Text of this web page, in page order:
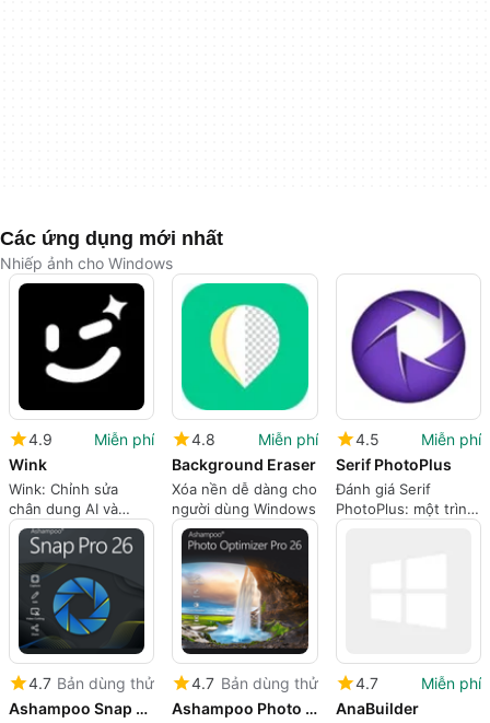
Các ứng dụng mới nhất
Nhiếp ảnh cho Windows
4.9
Miễn phí
Wink
Wink: Chỉnh sửa
chân dung AI và
phục hồi 4K cho các
nhà sáng tạo
4.8
Miễn phí
Background Eraser
Xóa nền dễ dàng cho
người dùng Windows
4.5
Miễn phí
Serif PhotoPlus
Đánh giá Serif
PhotoPlus: một trình
chỉnh sửa ảnh
4.7 Bản dùng thử
Ashampoo Snap Pro 26
4.7 Bản dùng thử
Ashampoo Photo Optimizer Pro 26
4.7
Miễn phí
AnaBuilder